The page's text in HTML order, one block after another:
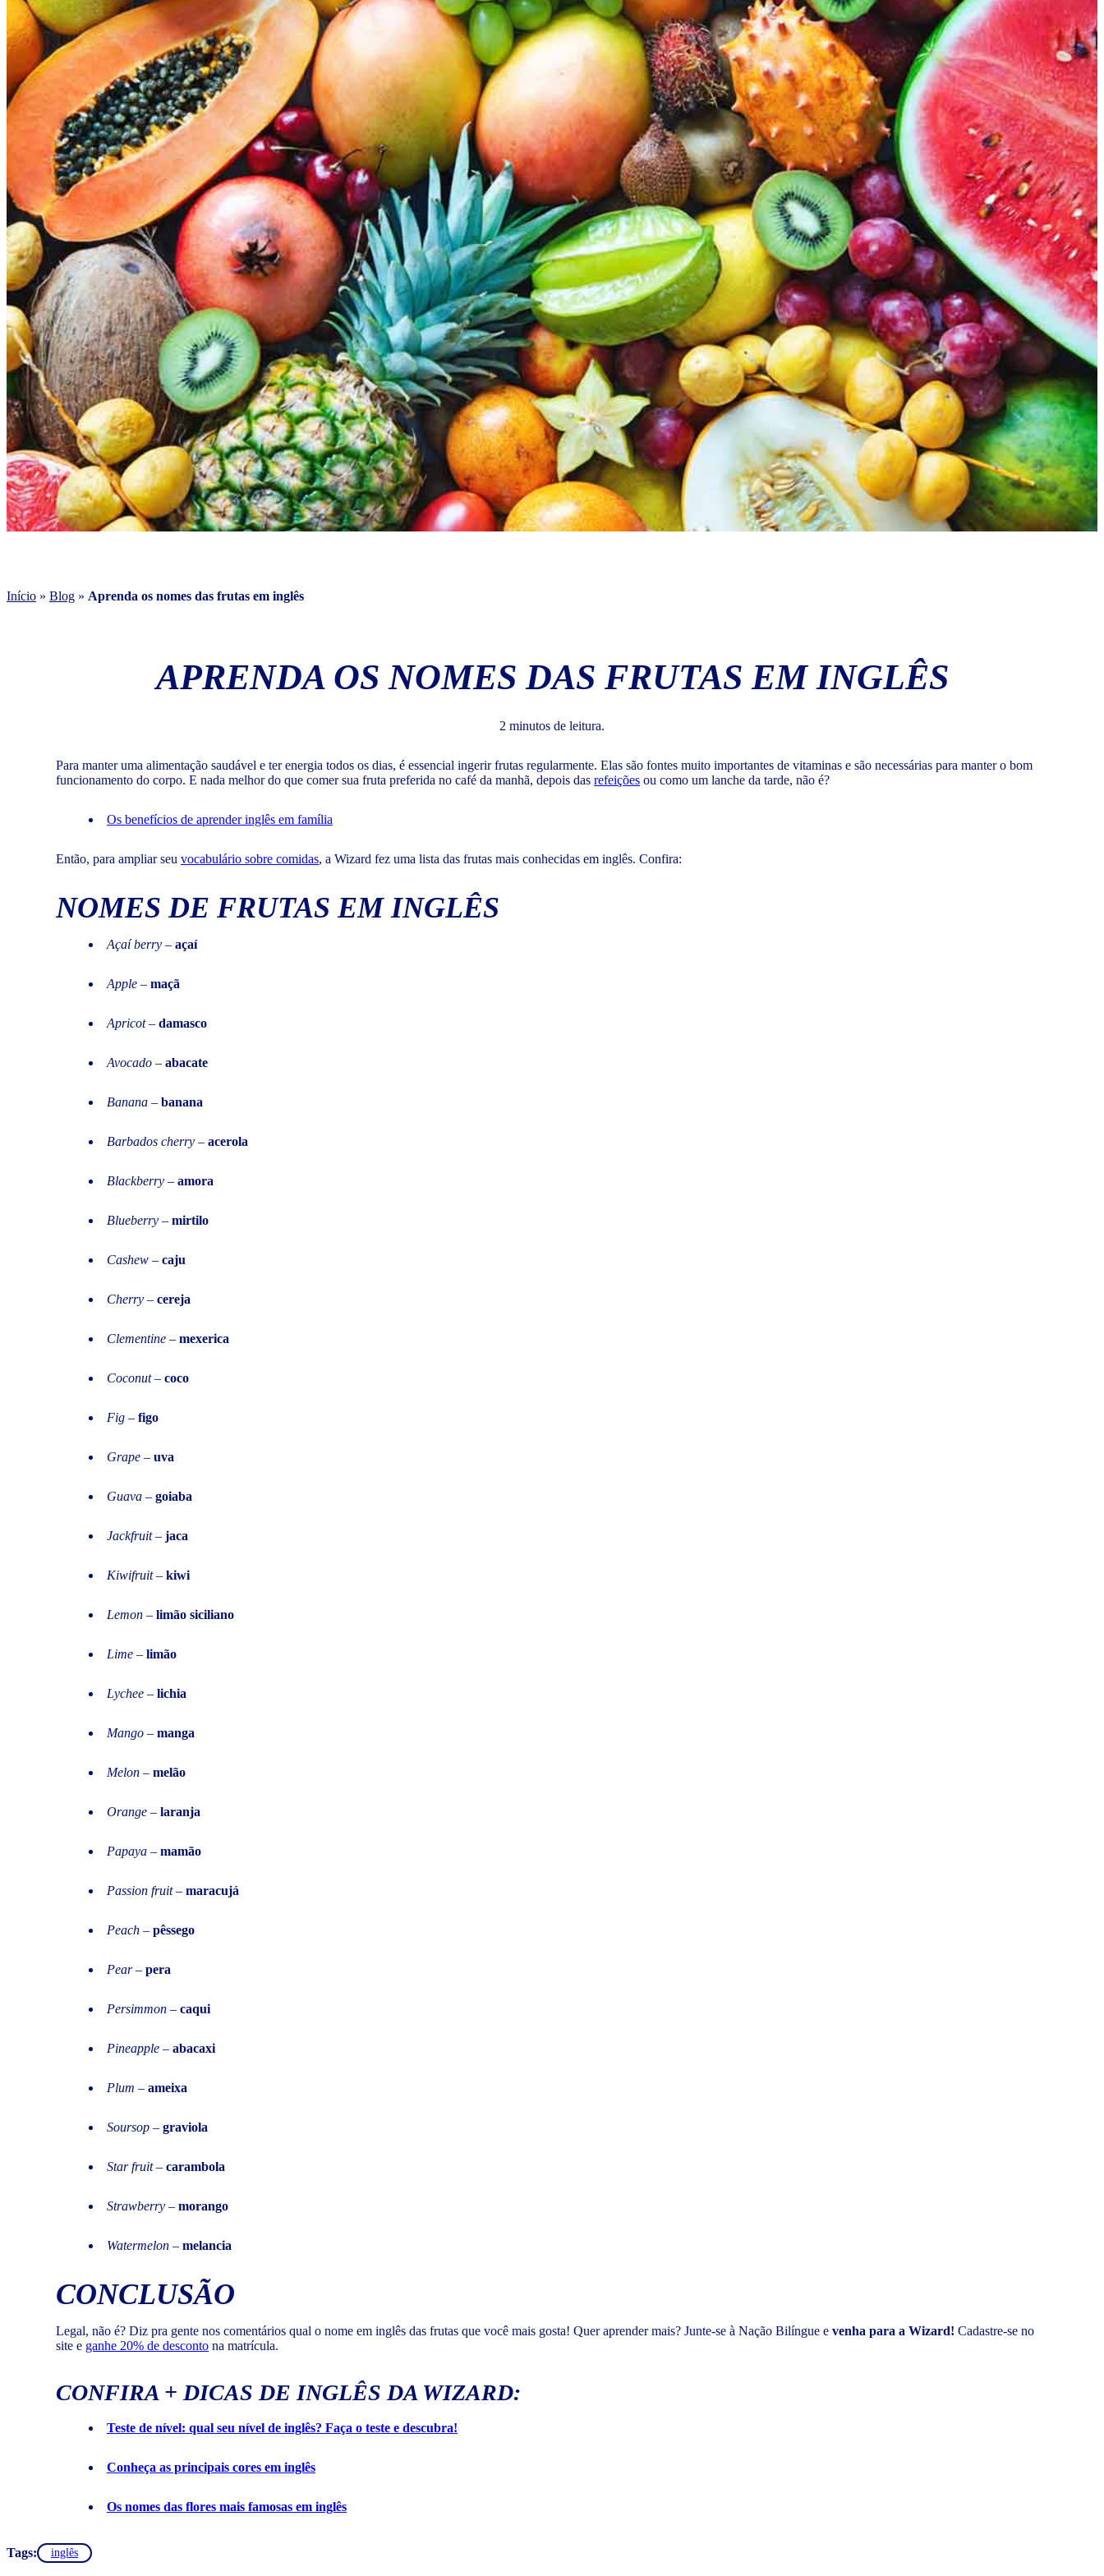
Início » Blog » Aprenda os nomes das frutas em inglês
APRENDA OS NOMES DAS FRUTAS EM INGLÊS
2 minutos de leitura.
Para manter uma alimentação saudável e ter energia todos os dias, é essencial ingerir frutas regularmente. Elas são fontes muito importantes de vitaminas e são necessárias para manter o bom
funcionamento do corpo. E nada melhor do que comer sua fruta preferida no café da manhã, depois das refeições ou como um lanche da tarde, não é?
Os benefícios de aprender inglês em família
Então, para ampliar seu vocabulário sobre comidas, a Wizard fez uma lista das frutas mais conhecidas em inglês. Confira:
NOMES DE FRUTAS EM INGLÊS
Açaí berry – açaí
Apple – maçã
Apricot– damasco
Avocado – abacate
Banana – banana
Barbados cherry – acerola
Blackberry – amora
Blueberry – mirtilo
Cashew – caju
Cherry – cereja
Clementine – mexerica
Coconut– coco
Fig – figo
Grape – uva
Guava – goiaba
Jackfruit– jaca
Kiwifruit– kiwi
Lemon – limão siciliano
Lime – limão
Lychee – lichia
Mango – manga
Melon – melão
Orange – laranja
Papaya – mamão
Passion fruit– maracujá
Peach – pêssego
Pear– pera
Persimmon – caqui
Pineapple – abacaxi
Plum – ameixa
Soursop – graviola
Star fruit– carambola
Strawberry – morango
Watermelon – melancia
CONCLUSÃO
Legal, não é? Diz pra gente nos comentários qual o nome em inglês das frutas que você mais gosta! Quer aprender mais? Junte-se à Nação Bilíngue e venha para a Wizard! Cadastre-se no
site e ganhe 20% de desconto na matrícula.
CONFIRA + DICAS DE INGLÊS DA WIZARD:
Teste de nível: qual seu nível de inglês? Faça o teste e descubra!
Conheça as principais cores em inglês
Os nomes das flores mais famosas em inglês
Tags: inglês